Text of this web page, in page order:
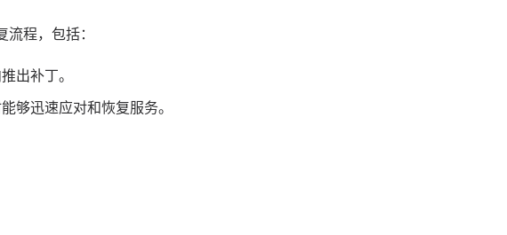
程，包括：
出补丁。
够迅速应对和恢复服务。